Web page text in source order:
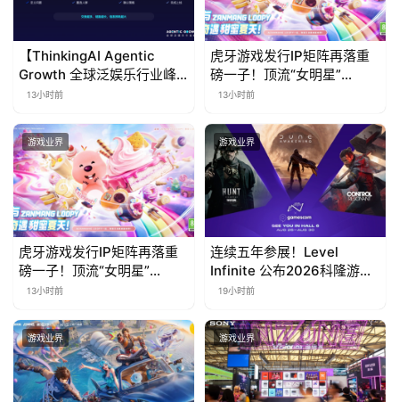
【ThinkingAI Agentic
Growth 全球泛娱乐行业峰
会】Agent 时代，人到底负
13小时前
虎牙游戏发行IP矩阵再落重
磅一子！顶流“女明星”
ZANMANG LOOPY 正版3D
曝光
13小时前
游戏业界
虎牙游戏发行IP矩阵再落重
磅一子！顶流“女明星”
ZANMANG LOOPY 正版3D
曝光
13小时前
游戏业界
连续五年参展！Level
Infinite 公布2026科隆游戏
展产品阵容
19小时前
游戏业界 游戏业界